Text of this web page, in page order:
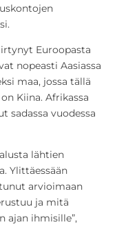
Euroopasta
nopeasti Aasiassa
maa, jossa tällä
Kiina. Afrikassa
sadassa vuodessa
lähtien
Ylittäessään
arvioimaan
ja mitä
ajan ihmisille”,